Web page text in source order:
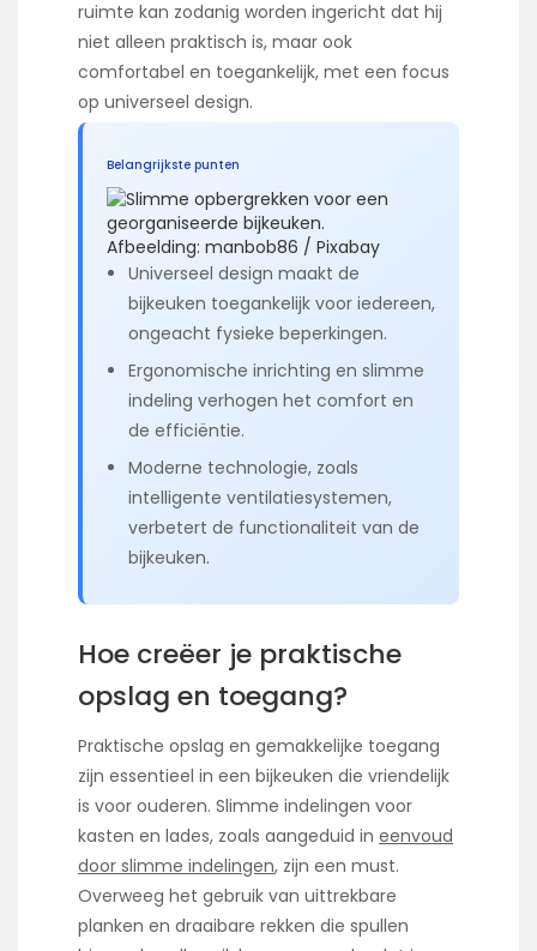
ruimte kan zodanig worden ingericht dat hij
niet alleen praktisch is, maar ook
comfortabel en toegankelijk, met een focus
op universeel design.
Belangrijkste punten
Afbeelding: manbob86 / Pixabay
Universeel design maakt de
bijkeuken toegankelijk voor iedereen,
ongeacht fysieke beperkingen.
Ergonomische inrichting en slimme
indeling verhogen het comfort en
de efficiëntie.
Moderne technologie, zoals
intelligente ventilatiesystemen,
verbetert de functionaliteit van de
bijkeuken.
Hoe creëer je praktische
opslag en toegang?
Praktische opslag en gemakkelijke toegang
zijn essentieel in een bijkeuken die vriendelijk
is voor ouderen. Slimme indelingen voor
kasten en lades, zoals aangeduid in eenvoud
door slimme indelingen, zijn een must.
Overweeg het gebruik van uittrekbare
planken en draaibare rekken die spullen